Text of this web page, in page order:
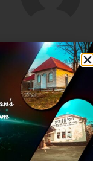
מאמר הבא
אחד מהימים האלה